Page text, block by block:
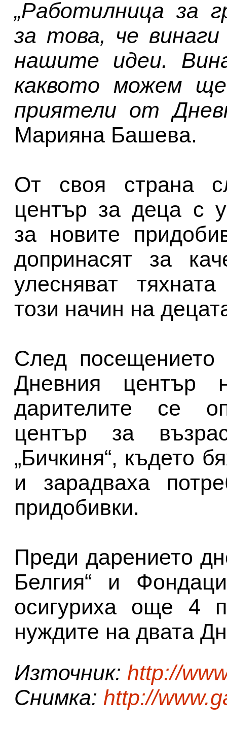
„Работилница за
за това, че
нашите идеи.
каквото можем
приятели от
Марияна Башева.
От своя страна
център за деца с
за новите
допринасят за
улесняват
този начин на
След
Дневния център
дарителите се
център за
„Бичкиня“, където
и зарадваха
придобивки.
Преди дарението
Белгия“ и
осигуриха още 4
нуждите на двата
Източник: http://
Снимка: http://